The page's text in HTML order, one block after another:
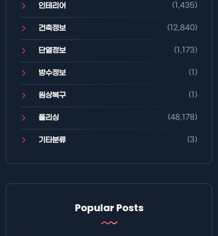
인테리어 (1,435)
건축정보 (12,840)
단열정보 (1,173)
방수정보 (1)
원상복구 (1)
폴리싱 (48,178)
기타분류 (3)
Popular Posts